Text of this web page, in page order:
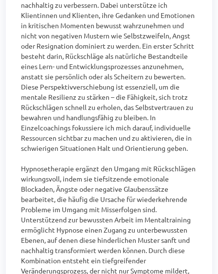
nachhaltig zu verbessern. Dabei unterstütze ich
Klientinnen und Klienten, ihre Gedanken und Emotionen
in kritischen Momenten bewusst wahrzunehmen und
nicht von negativen Mustern wie Selbstzweifeln, Angst
oder Resignation dominiert zu werden. Ein erster Schritt
besteht darin, Rückschläge als natürliche Bestandteile
eines Lern- und Entwicklungsprozesses anzunehmen,
anstatt sie persönlich oder als Scheitern zu bewerten.
Diese Perspektivverschiebung ist essenziell, um die
mentale Resilienz zu stärken – die Fähigkeit, sich trotz
Rückschlägen schnell zu erholen, das Selbstvertrauen zu
bewahren und handlungsfähig zu bleiben. In
Einzelcoachings fokussiere ich mich darauf, individuelle
Ressourcen sichtbar zu machen und zu aktivieren, die in
schwierigen Situationen Halt und Orientierung geben.
Hypnosetherapie ergänzt den Umgang mit Rückschlägen
wirkungsvoll, indem sie tiefsitzende emotionale
Blockaden, Ängste oder negative Glaubenssätze
bearbeitet, die häufig die Ursache für wiederkehrende
Probleme im Umgang mit Misserfolgen sind.
Unterstützend zur bewussten Arbeit im Mentaltraining
ermöglicht Hypnose einen Zugang zu unterbewussten
Ebenen, auf denen diese hinderlichen Muster sanft und
nachhaltig transformiert werden können. Durch diese
Kombination entsteht ein tiefgreifender
Veränderungsprozess, der nicht nur Symptome mildert,